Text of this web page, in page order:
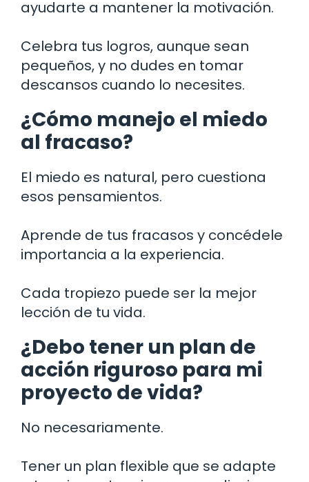
ayudarte a mantener la motivación.
Celebra tus logros, aunque sean
pequeños, y no dudes en tomar
descansos cuando lo necesites.
¿Cómo manejo el miedo
al fracaso?
El miedo es natural, pero cuestiona
esos pensamientos.
Aprende de tus fracasos y concédele
importancia a la experiencia.
Cada tropiezo puede ser la mejor
lección de tu vida.
¿Debo tener un plan de
acción riguroso para mi
proyecto de vida?
No necesariamente.
Tener un plan flexible que se adapte